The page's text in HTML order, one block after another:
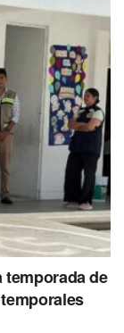
temporada de